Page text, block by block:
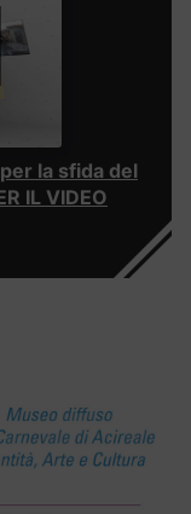
la sfida del
IL VIDEO